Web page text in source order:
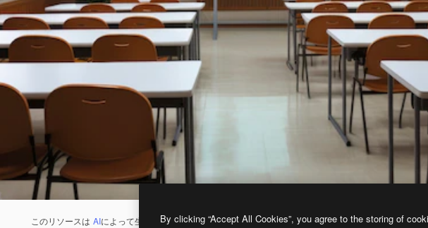
このリソースは AIによって生成されたものです。 AI画像生成ツールを使うと、あなた独自の画像を作成
By clicking “Accept All Cookies”, you agree to the storing of